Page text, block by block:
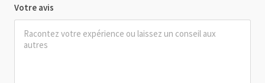
Votre avis